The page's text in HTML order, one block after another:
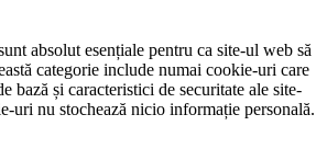
absolut esențiale pentru ca site-ul web să
categorie include numai cookie-uri care
bază și caracteristici de securitate ale site-
uri nu stochează nicio informație personală.